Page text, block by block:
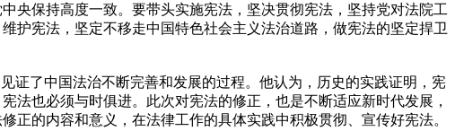
央保持高度一致。要带头实施宪法，坚决贯彻宪法，坚持党对法院工
护宪法，坚定不移走中国特色社会主义法治道路，做宪法的坚定捍卫
了中国法治不断完善和发展的过程。他认为，历史的实践证明，宪
法也必须与时俱进。此次对宪法的修正，也是不断适应新时代发展，
的内容和意义，在法律工作的具体实践中积极贯彻、宣传好宪法。